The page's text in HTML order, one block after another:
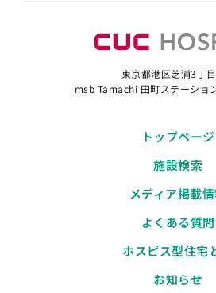
東京都港区芝浦3丁
msb Tamachi 田町ステーショ
トップページ
施設検索
メディア掲載
よくある質問
ホスピス型住宅
お知らせ